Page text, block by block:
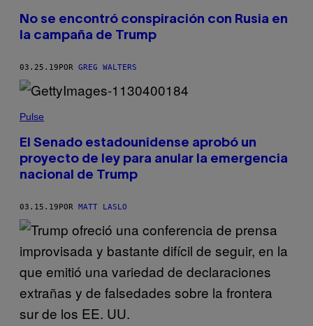
No se encontró conspiración con Rusia en
la campaña de Trump
03.25.19POR GREG WALTERS
Pulse
El Senado estadounidense aprobó un
proyecto de ley para anular la emergencia
nacional de Trump
03.15.19POR MATT LASLO